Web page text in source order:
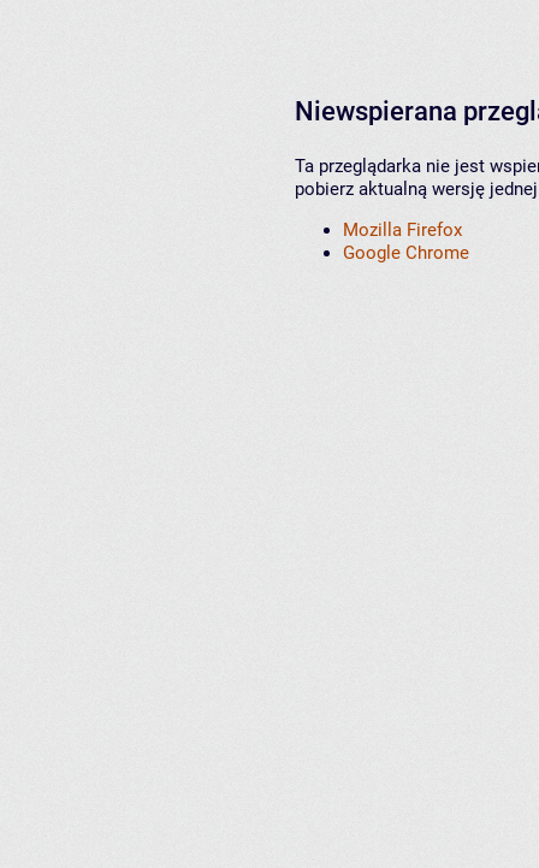
Niewspierana
Ta przeglądarka nie jest
pobierz aktualną wersję
Mozilla Firefox
Google Chrome